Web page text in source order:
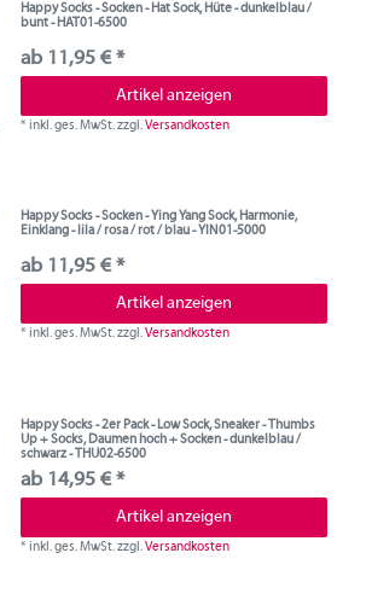
Happy Socks - Socken - Hat Sock, Hüte - dunkelblau /
bunt - HAT01-6500
ab 11,95 € *
Artikel anzeigen
*inkl. ges. MwSt.zzgl.Versandkosten
Happy Socks - Socken - Ying Yang Sock, Harmonie,
Einklang - lila / rosa / rot / blau - YIN01-5000
ab 11,95 € *
Artikel anzeigen
*inkl. ges. MwSt.zzgl.Versandkosten
Happy Socks - 2er Pack - Low Sock, Sneaker - Thumbs
Up + Socks, Daumen hoch + Socken - dunkelblau /
schwarz - THU02-6500
ab 14,95 € *
Artikel anzeigen
*inkl. ges. MwSt.zzgl.Versandkosten